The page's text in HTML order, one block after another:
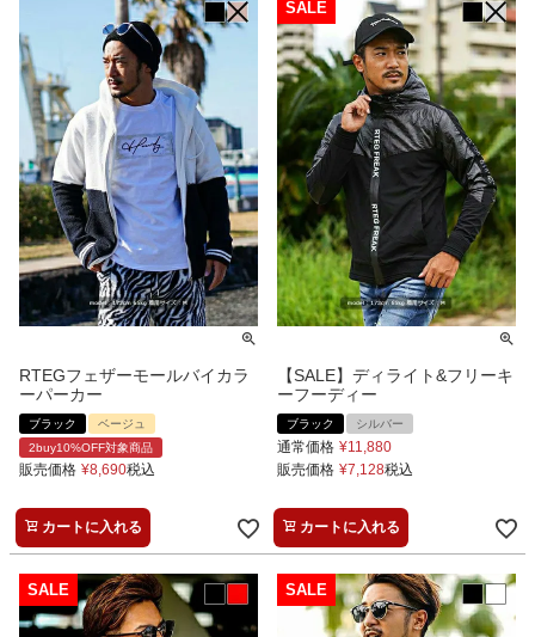
RTEGフェザーモールバイカラ
ーパーカー
ブラック
ベージュ
2buy10%OFF対象商品
販売価格 ¥8,690税込
カートに入れる
【SALE】ディライト&フリーキ
ーフーディー
ブラック シルバー
通常価格 ¥11,880
販売価格 ¥7,128税込
カートに入れる